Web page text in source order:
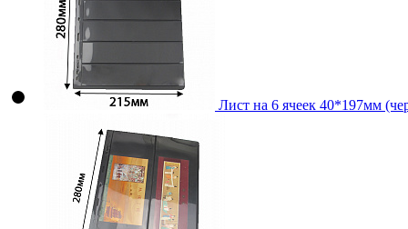
Лист на 6 ячеек 40*197мм